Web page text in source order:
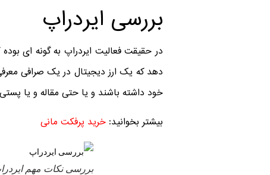
بررسی ایردراپ
در حقیقت فعالیت ایردراپ به گونه ای
دهد که یک ارز دیجیتال در یک صرافی
خود داشته باشند و یا حتی مقاله و یا
بیشتر بخوانید: خرید پرفکت مانی
بررسی نکات مهم